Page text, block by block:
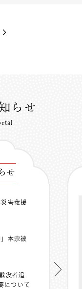
らせ
せ
災害義援
」本宗被
没者追
について